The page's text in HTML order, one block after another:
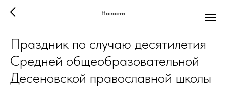
Новости
Праздник по случаю десятилетия
Средней общеобразовательной
Десеновской православной школы